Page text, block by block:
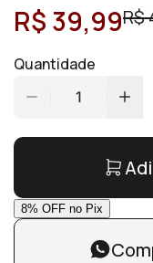
R$ 39,99R$
Quantidade
1